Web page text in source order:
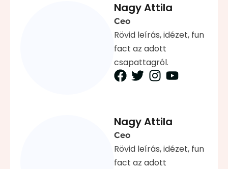
Nagy Attila
Ceo
Rövid leírás, idézet, fun
fact az adott
csapattagról.
Nagy Attila
Ceo
Rövid leírás, idézet, fun
fact az adott